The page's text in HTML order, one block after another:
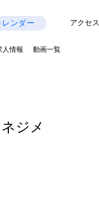
ンダー アクセス
人情報 動画一覧
ジメ